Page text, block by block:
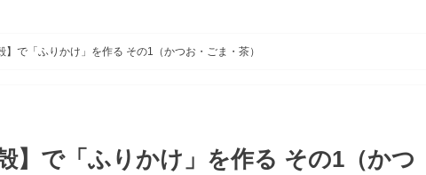
】で「ふりかけ」を作る その1（かつお・ごま・茶）
】で「ふりかけ」を作る その1（かつ